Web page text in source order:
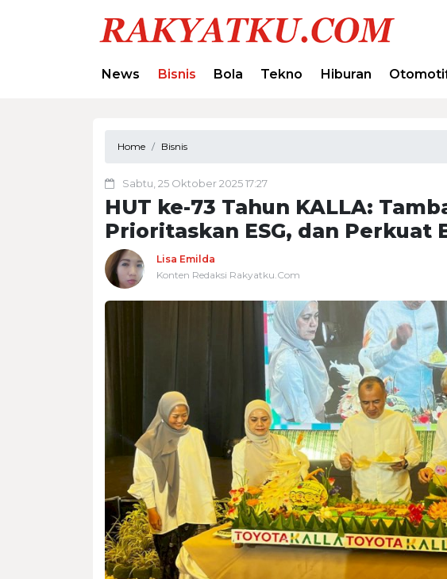
News Bisnis Bola Tekno Hiburan
Home Bisnis
Sabtu, 25 Oktober 2025 17:27
HUT ke-73 Tahun KALLA:
Prioritaskan ESG, dan Perkuat
Lisa Emilda
Konten Redaksi Rakyatku.Com